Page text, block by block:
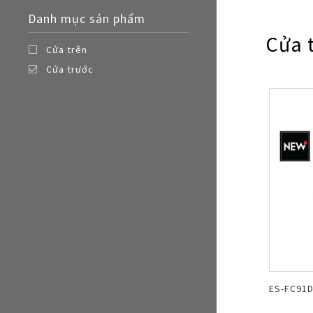
Nồi chiên không dầu
Danh mục sản phẩm
Cửa trên
Cửa trước
Cửa
ES-